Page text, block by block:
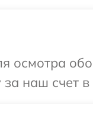
осмотра
наш счет